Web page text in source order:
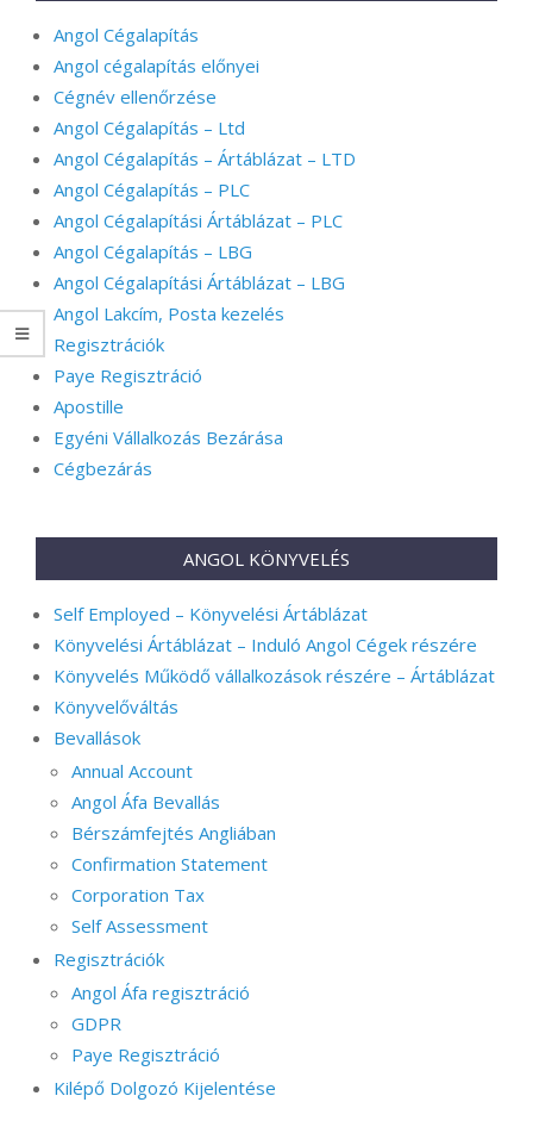
Angol Cégalapítás
Angol cégalapítás előnyei
Cégnév ellenőrzése
Angol Cégalapítás – Ltd
Angol Cégalapítás – Ártáblázat – LTD
Angol Cégalapítás – PLC
Angol Cégalapítási Ártáblázat – PLC
Angol Cégalapítás – LBG
Angol Cégalapítási Ártáblázat – LBG
Angol Lakcím, Posta kezelés
Regisztrációk
Paye Regisztráció
Apostille
Egyéni Vállalkozás Bezárása
Cégbezárás
ANGOL KÖNYVELÉS
Self Employed – Könyvelési Ártáblázat
Könyvelési Ártáblázat – Induló Angol Cégek részére
Könyvelés Működő vállalkozások részére – Ártáblázat
Könyvelőváltás
Bevallások
Annual Account
Angol Áfa Bevallás
Bérszámfejtés Angliában
Confirmation Statement
Corporation Tax
Self Assessment
Regisztrációk
Angol Áfa regisztráció
GDPR
Paye Regisztráció
Kilépő Dolgozó Kijelentése